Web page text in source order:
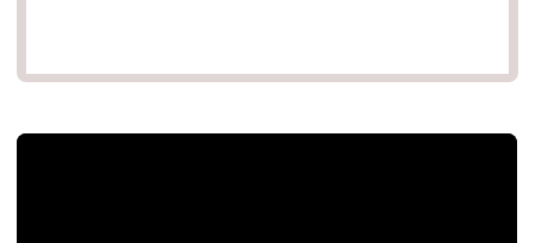
官方Youtube影片